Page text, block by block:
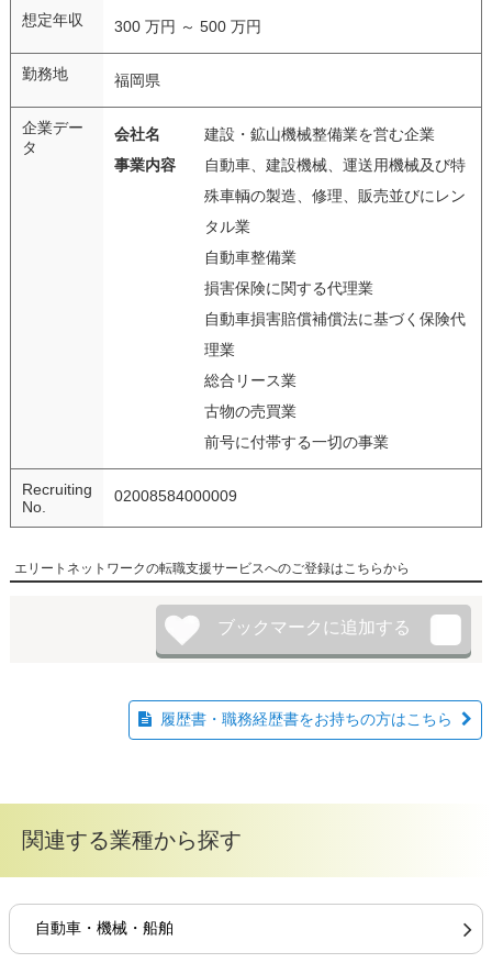
想定年収 300 万円 ～ 500 万円
勤務地 福岡県
企業デー
タ
会社名
建設・鉱山機械整備業を営む企業
事業内容
自動車、建設機械、運送用機械及び特
殊車輌の製造、修理、販売並びにレン
タル業
自動車整備業
損害保険に関する代理業
自動車損害賠償補償法に基づく保険代
理業
総合リース業
古物の売買業
前号に付帯する一切の事業
Recruiting
No.
02008584000009
エリートネットワークの転職支援サービスへのご登録はこちらから
履歴書・職務経歴書をお持ちの方はこちら
関連する業種から探す
自動車・機械・船舶